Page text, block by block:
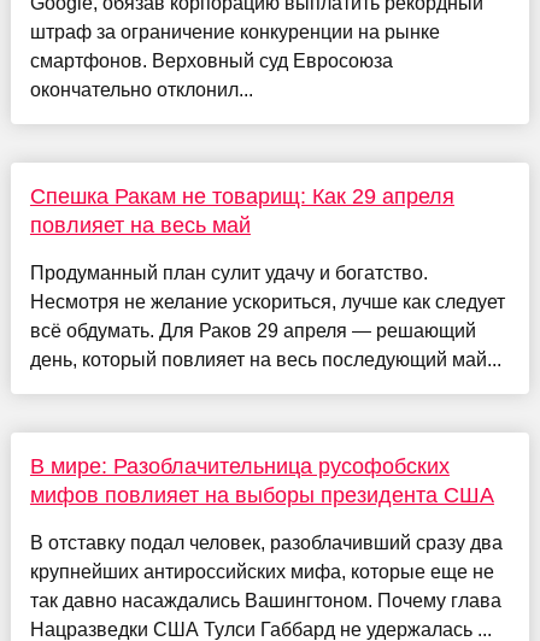
штраф за ограничение конкуренции на рынке
смартфонов. Верховный суд Евросоюза
окончательно отклонил...
Спешка Ракам не товарищ: Как 29 апреля
повлияет на весь май
Продуманный план сулит удачу и богатство.
Несмотря не желание ускориться, лучше как следует
всё обдумать. Для Раков 29 апреля — решающий
день, который повлияет на весь последующий май...
В мире: Разоблачительница русофобских
мифов повлияет на выборы президента США
В отставку подал человек, разоблачивший сразу два
крупнейших антироссийских мифа, которые еще не
так давно насаждались Вашингтоном. Почему глава
Нацразведки США Тулси Габбард не удержалась ...